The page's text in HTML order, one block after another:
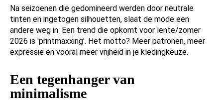
Na seizoenen die gedomineerd werden door neutrale
tinten en ingetogen silhouetten, slaat de mode een
andere weg in. Een trend die opkomt voor lente/zomer
2026 is 'printmaxxing'. Het motto? Meer patronen, meer
expressie en vooral meer vrijheid in je kledingkeuze.
Een tegenhanger van
minimalisme